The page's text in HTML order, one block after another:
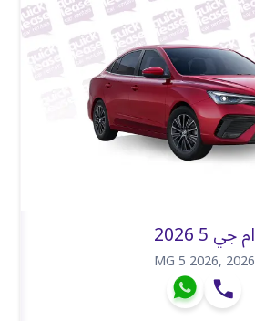
ام جي 5 2026
MG 5 2026,2026